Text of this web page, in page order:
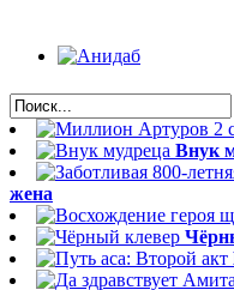
Внук
жена